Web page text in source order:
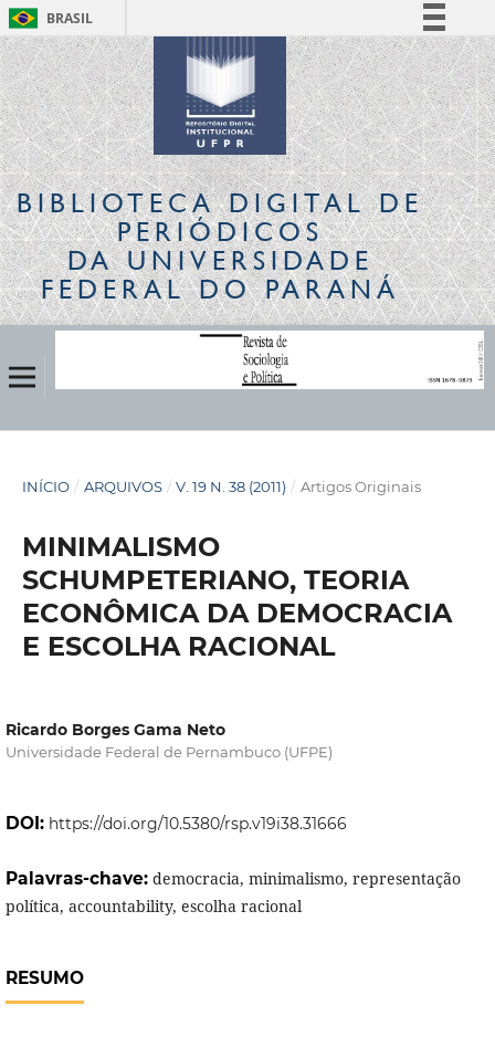
BRASIL
Simplifique!
Comunica BR
Participe
Acesso à informação
Legislação
Canais
BIBLIOTECA DIGITALDE
PERIÓDICOS
DA UNIVERSIDADE
FEDERAL DO PARANÁ
INÍCIO / ARQUIVOS / V. 19 N. 38 (2011) / Artigos Originais
MINIMALISMO
SCHUMPETERIANO, TEORIA
ECONÔMICA DA DEMOCRACIA
E ESCOLHA RACIONAL
Ricardo Borges Gama Neto
Universidade Federal de Pernambuco (UFPE)
DOI: https://doi.org/10.5380/rsp.v19i38.31666
Palavras-chave: democracia, minimalismo, representação
política, accountability, escolha racional
RESUMO